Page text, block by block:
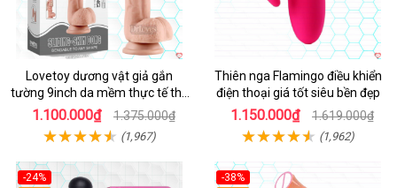
Lovetoy dương vật giả gắn
tường 9inch da mềm thực tế thú
vị
1.100.000₫ 1.375.000₫
(1,967)
Thiên nga Flamingo điều khiển
điện thoại giá tốt siêu bền đẹp
1.150.000₫ 1.619.000₫
(1,962)
-24%
-38%